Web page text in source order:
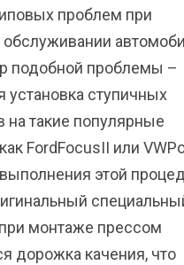
проблем при
подобной проблемы –
установка ступичных
на такие популярные
FordFocusII или
этой
монтаже прессом
дорожка качения, что